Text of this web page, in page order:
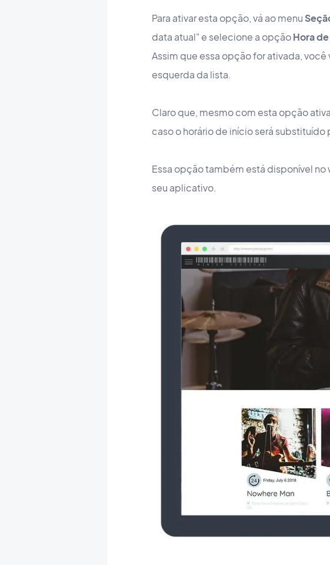
Para ativar esta opção, vá ao menu
data atual" e selecione a opçãoHora
Assim que essa opção for ativada,
esquerda da lista.
Claro que, mesmo com esta opção
caso o horário de início será
Essa opção também está disponível
seu aplicativo.